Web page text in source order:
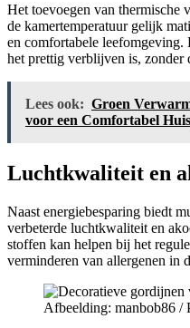
Het toevoegen van thermische
de kamertemperatuur gelijk
en comfortabele leefomgeving.
het prettig verblijven is, zonder
Lees ook: Groen
voor een Comfortabel Huis
Luchtkwaliteit en
Naast energiebesparing biedt
verbeterde luchtkwaliteit en
stoffen kan helpen bij het
verminderen van allergenen in
Afbeelding: manbob86 /